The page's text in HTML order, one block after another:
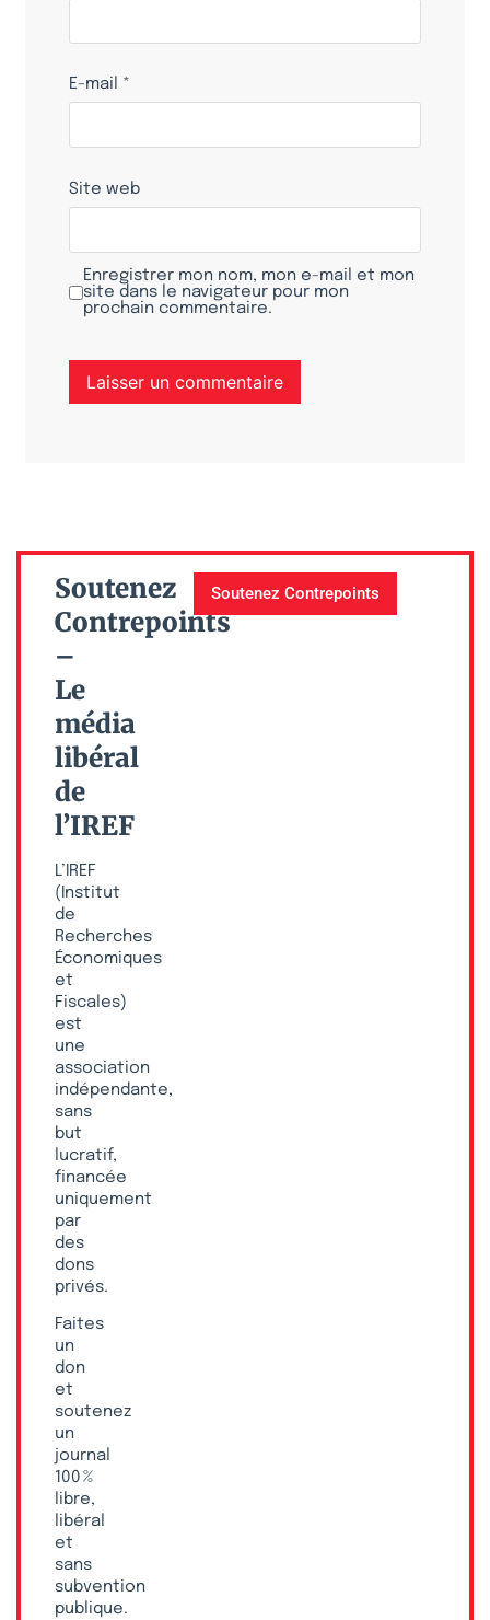
E-mail *
Site web
Enregistrer mon nom, mon e-mail et mon
site dans le navigateur pour mon
prochain commentaire.
Soutenez
Contrepoints
–
Le
média
libéral
de
l’IREF
L’IREF
(Institut
de
Recherches
Économiques
et
Fiscales)
est
une
association
indépendante,
sans
but
lucratif,
financée
uniquement
par
des
dons
privés.
Faites
un
don
et
soutenez
un
journal
100 %
libre,
libéral
et
sans
subvention
publique.
Soutenez Contrepoints